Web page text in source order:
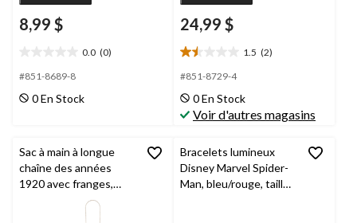
8,99 $
0.0 (0)
étoile(s)
5.
#851-8689-8
0 En Stock
24,99 $
1.5 (2)
1.5
étoile(s)
5.
2
#851-8729-4
0 En Stock
Voir d'autres magasins
Sac à main à longue
chaîne des années
1920 avec franges,
noir/doré, 7 po,
Bracelets lumineux
Disney Marvel Spider-
Man, bleu/rouge, taille